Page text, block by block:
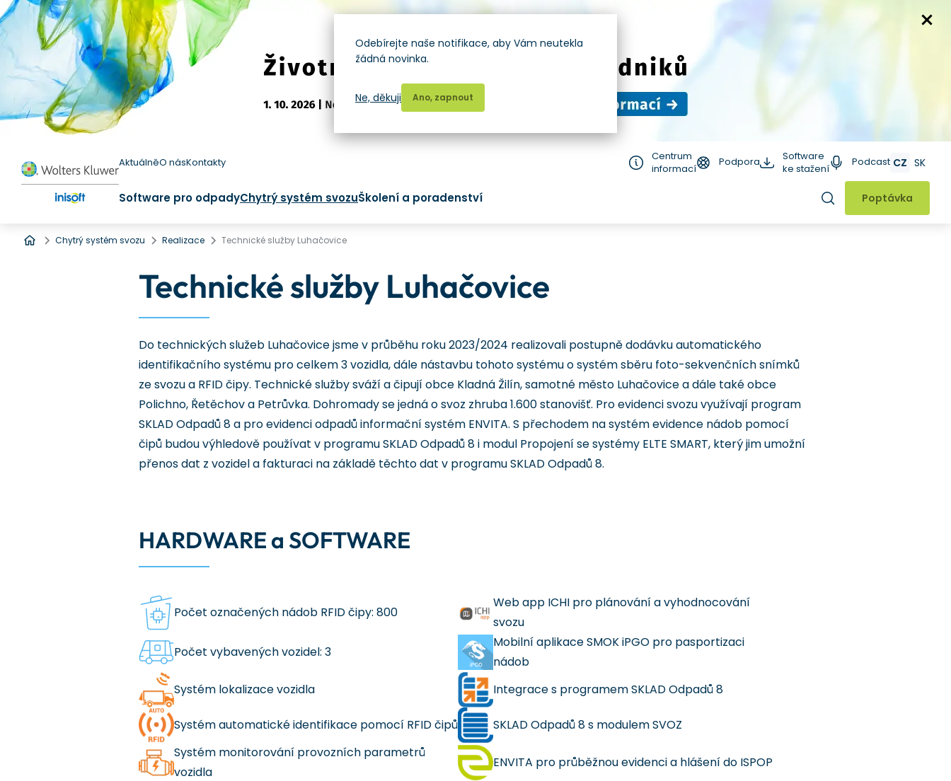
AktuálněO násKontakty
Centrum
informací
Podpora
Software
ke stažení
Podcast CZ SK
Software pro odpadyChytrý systém svozuŠkolení a poradenství Hledat
Poptávka
Úvod
Chytrý systém svozu Realizace Technické služby Luhačovice
Technické služby Luhačovice
Do technických služeb Luhačovice jsme v průběhu roku 2023/2024 realizovali postupně dodávku automatického
identifikačního systému pro celkem 3 vozidla, dále nástavbu tohoto systému o systém sběru foto-sekvenčních snímků
ze svozu a RFID čipy. Technické služby sváží a čipují obce Kladná Žilín, samotné město Luhačovice a dále také obce
Polichno, Řetěchov a Petrůvka. Dohromady se jedná o svoz zhruba 1.600 stanovišť. Pro evidenci svozu využívají program
SKLAD Odpadů 8 a pro evidenci odpadů informační systém ENVITA. S přechodem na systém evidence nádob pomocí
čipů budou výhledově používat v programu SKLAD Odpadů 8 i modul Propojení se systémy ELTE SMART, který jim umožní
přenos dat z vozidel a fakturaci na základě těchto dat v programu SKLAD Odpadů 8.
HARDWARE a SOFTWARE
Počet označených nádob RFID čipy: 800
Web app ICHI pro plánování a vyhodnocování
svozu
Počet vybavených vozidel: 3
Mobilní aplikace SMOK iPGO pro pasportizaci
nádob
Systém lokalizace vozidla
Integrace s programem SKLAD Odpadů 8
Systém automatické identifikace pomocí RFID čipů
SKLAD Odpadů 8 s modulem SVOZ
Systém monitorování provozních parametrů
vozidla
ENVITA pro průběžnou evidenci a hlášení do ISPOP
Odebírejte naše notifikace, aby Vám neutekla
žádná novinka.
Ano, zapnout
Ne, děkuji